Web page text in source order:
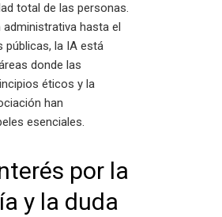
total de las personas.
hasta el
públicas, la IA está
donde las
éticos y la
han
esenciales.
por la
y la duda